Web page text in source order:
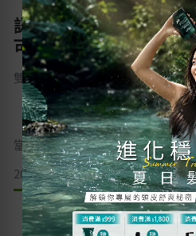
認識少見頭皮毛囊炎
可能是「切割性蜂窩
雙和醫院皮膚科 鄒嘉倫醫師
當氣候溫差變化及環境悶熱，皮
發作的青春痘與頭皮毛囊炎，是
題。今天想跟大家談談介紹一種
重的頭皮發炎疾病—頭皮切割性
cellulitis of the scalp)。
2023-10-24